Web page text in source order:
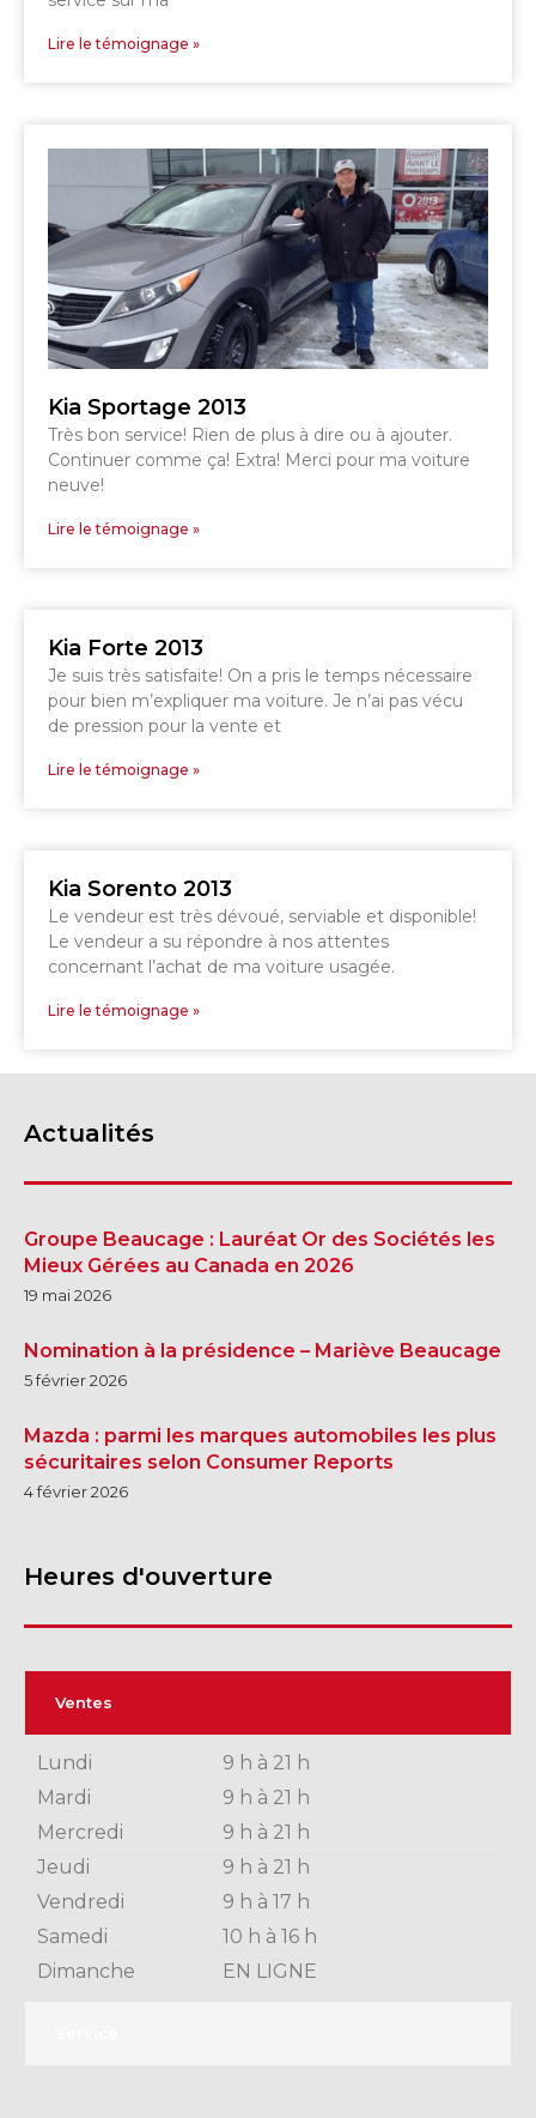
Lire le témoignage »
Kia Sportage 2013
Très bon service! Rien de plus à dire ou à ajouter.
Continuer comme ça! Extra! Merci pour ma voiture
neuve!
Lire le témoignage »
Kia Forte 2013
Je suis très satisfaite! On a pris le temps nécessaire
pour bien m’expliquer ma voiture. Je n’ai pas vécu
de pression pour la vente et
Lire le témoignage »
Kia Sorento 2013
Le vendeur est très dévoué, serviable et disponible!
Le vendeur a su répondre à nos attentes
concernant l’achat de ma voiture usagée.
Lire le témoignage »
Actualités
Groupe Beaucage : Lauréat Or des Sociétés les
Mieux Gérées au Canada en 2026
19 mai 2026
Nomination à la présidence – Mariève Beaucage
5 février 2026
Mazda : parmi les marques automobiles les plus
sécuritaires selon Consumer Reports
4 février 2026
Heures d'ouverture
Ventes
Lundi
9 h à 21 h
Mardi
9 h à 21 h
Mercredi
9 h à 21 h
Jeudi
9 h à 21 h
Vendredi
9 h à 17 h
Samedi
10 h à 16 h
Dimanche
EN LIGNE
819 564-2196
GRANBY
DRUMMONDVILLE
ESTRIE
SHERBROOKE
DRUMMONDVILLE
GRANBY
GRANBY
SHERBROOKE